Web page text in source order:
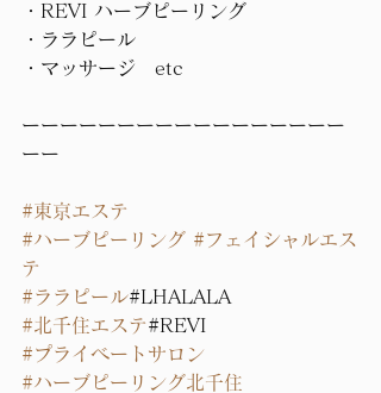
・REVI ハーブピーリング
・ララピール
・マッサージ　etc
ーーーーーーーーーーーーーーーーー
ーー
#東京エステ
#ハーブピーリング #フェイシャルエス
テ
#ララピール#LHALALA
#北千住エステ#REVI
#プライベートサロン
#ハーブピーリング北千住